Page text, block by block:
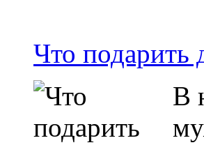
Что подарить
В